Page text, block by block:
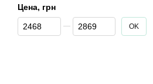
Цена, грн
От Цена, грн
До Цена, грн OK